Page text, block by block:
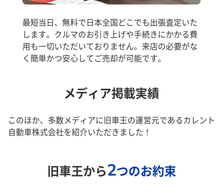
最短当日、無料で日本全国どこでも出張査定いた
します。クルマのお引き上げや手続きにかかる費
用も一切いただいておりません。来店の必要がな
く簡単かつ安心してご売却が可能です。
メディア掲載実績
このほか、多数メディアに旧車王の運営元であるカレント
自動車株式会社を紹介いただきました！
旧車王から2つのお約束